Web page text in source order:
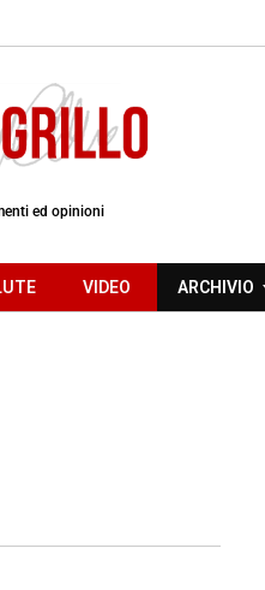
ed opinioni
VIDEO ARCHIVIO